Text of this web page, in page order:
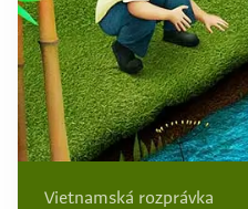
Vietnamská rozprávka